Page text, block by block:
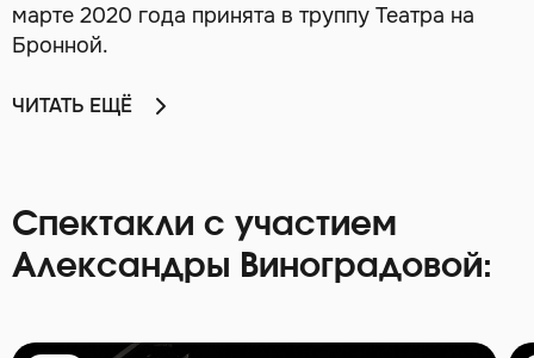
марте 2020 года принята в труппу Театра на
Бронной.
ЧИТАТЬ ЕЩЁ
Спектакли с участием
Александры Виноградовой: